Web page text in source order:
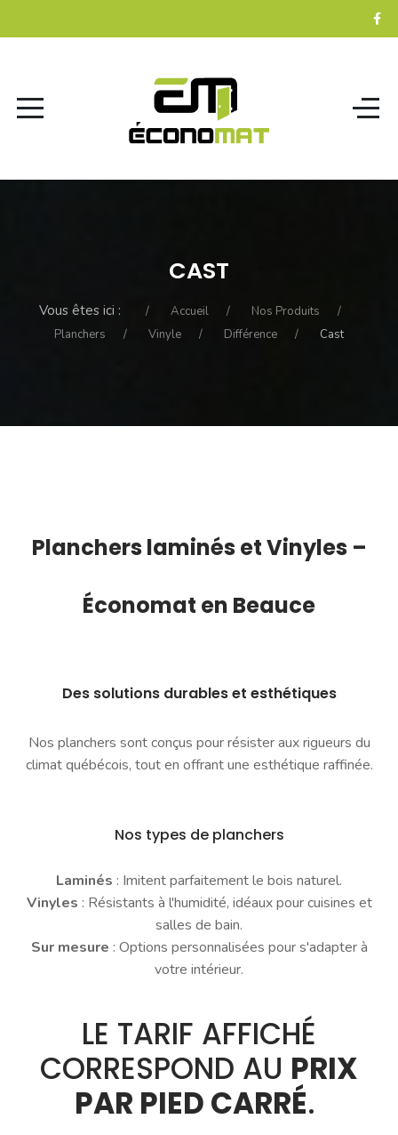
CAST
Vous êtes ici : Accueil
Nos Produits
Planchers
Vinyle Différence Cast
Planchers laminés et Vinyles –
Économat en Beauce
Des solutions durables et esthétiques
Nos planchers sont conçus pour résister aux rigueurs du
climat québécois, tout en offrant une esthétique raffinée.
Nos types de planchers
Laminés : Imitent parfaitement le bois naturel.
Vinyles : Résistants à l'humidité, idéaux pour cuisines et
salles de bain.
Sur mesure : Options personnalisées pour s'adapter à
votre intérieur.
LE TARIF AFFICHÉ
CORRESPOND AU PRIX
PAR PIED CARRÉ.